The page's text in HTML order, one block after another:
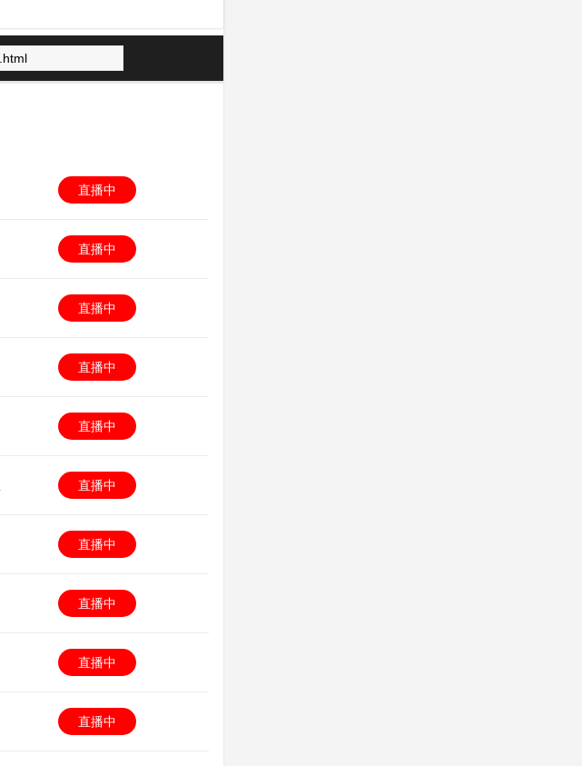
直播中
直播中
直播中
直播中
直播中
直播中
直播中
直播中
直播中
直播中